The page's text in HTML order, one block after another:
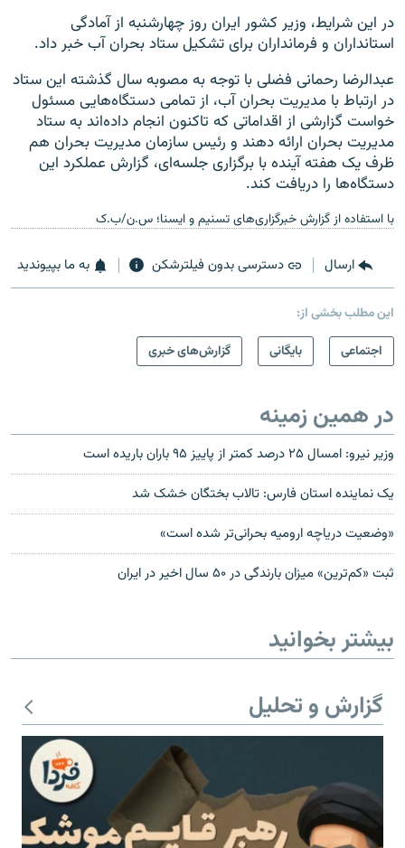
در این شرایط، وزیر کشور ایران روز چهارشنبه از آمادگی
استانداران و فرمانداران برای تشکیل ستاد بحران آب خبر داد.
عبدالرضا رحمانی فضلی با توجه به مصوبه سال گذشته این ستاد
در ارتباط با مدیریت بحران آب، از تمامی دستگاه‌هایی مسئول
خواست گزارشی از اقداماتی که تاکنون انجام داده‌اند به ستاد
مدیریت بحران ارائه دهند و رئیس سازمان مدیریت بحران هم
ظرف یک هفته آینده با برگزاری جلسه‌ای، گزارش عملکرد این
دستگاه‌ها را دریافت کند.
با استفاده از گزارش خبرگزاری‌های تسنیم و ایسنا؛ س.ن/ب.ک
ارسال دسترسی بدون فیلترشکن به ما بپیوندید
این مطلب بخشی از:
اجتماعی
بایگانی گزارش‌های خبری
در همین زمینه
وزیر نیرو: امسال ۲۵ درصد کمتر از پاییز ۹۵ باران باریده است
یک نماینده استان فارس: تالاب بختگان خشک شد
«وضعیت دریاچه ارومیه بحرانی‌تر شده است»
ثبت «کم‌ترین» میزان بارندگی در ۵۰ سال اخیر در ایران
بیشتر بخوانید
گزارش و تحلیل